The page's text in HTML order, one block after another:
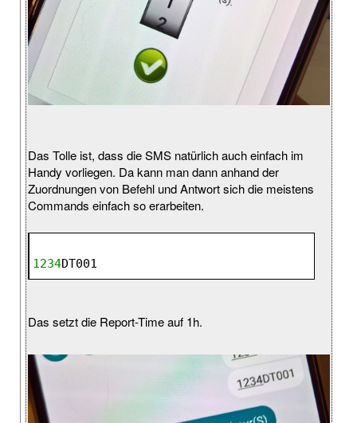
Das Tolle ist, dass die SMS natürlich auch einfach im
Handy vorliegen. Da kann man dann anhand der
Zuordnungen von Befehl und Antwort sich die meistens
Commands einfach so erarbeiten.
1234DT001
Das setzt die Report-Time auf 1h.